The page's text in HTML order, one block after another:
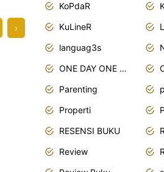
›
KoPdaR
KuLineR
languag3s
ONE DAY ONE POST
Parenting
Properti
RESENSI BUKU
Review